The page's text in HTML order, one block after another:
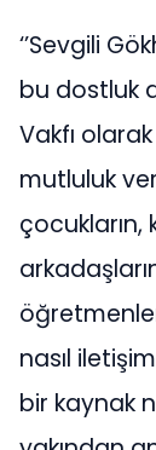
‘’Sevgili
bu dostluk
Vakfı
mutluluk
nasıl
bir kaynak